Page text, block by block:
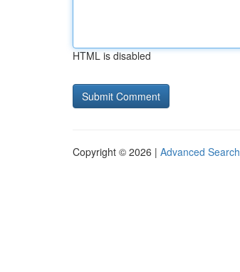
HTML is disabled
Copyright © 2026 | Advanced Search